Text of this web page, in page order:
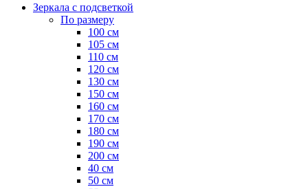
Зеркала с подсветкой
По размеру
100 см
105 см
110 см
120 см
130 см
150 см
160 см
170 см
180 см
190 см
200 см
40 см
50 см